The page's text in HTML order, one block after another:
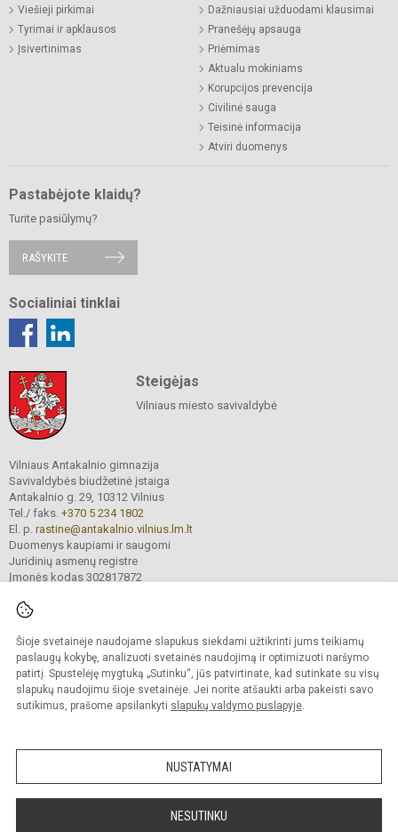
Šioje svetainėje naudojame slapukus siekdami užtikrinti jums teikiamų
paslaugų kokybę, analizuoti svetainės naudojimą ir optimizuoti naršymo
patirtį. Spustelėję mygtuką „Sutinku“, jūs patvirtinate, kad sutinkate su visų
slapukų naudojimu šioje svetainėje. Jei norite atšaukti arba pakeisti savo
sutikimus, prašome apsilankyti slapukų valdymo puslapyje.
NUSTATYMAI
NESUTINKU
Viešieji pirkimai
Tyrimai ir apklausos
Įsivertinimas
Dažniausiai užduodami klausimai
Pranešėjų apsauga
Priėmimas
Aktualu mokiniams
Korupcijos prevencija
Civilinė sauga
Teisinė informacija
Atviri duomenys
Pastabėjote klaidų?
Turite pasiūlymų?
RAŠYKITE
Socialiniai tinklai
Steigėjas
Vilniaus miesto savivaldybė
Vilniaus Antakalnio gimnazija
Savivaldybės biudžetinė įstaiga
Antakalnio g. 29, 10312 Vilnius
Tel./ faks. +370 5 234 1802
El. p. rastine@antakalnio.vilnius.lm.lt
Duomenys kaupiami ir saugomi
Juridinių asmenų registre
Įmonės kodas 302817872
© 2026. Vilniaus Antakalnio gimnazija. Visos teisės saugomos.
Kopijuoti turinį be raštiško gimnazijos sutikimo griežtai draudžiama.
Versija neįgaliesiems Slapukų valdymas